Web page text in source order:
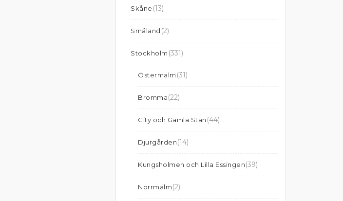
Skåne (13)
Småland (2)
Stockholm (331)
Östermalm (31)
Bromma(22)
City och Gamla Stan (44)
Djurgården(14)
Kungsholmen och Lilla Essingen(39)
Norrmalm(2)